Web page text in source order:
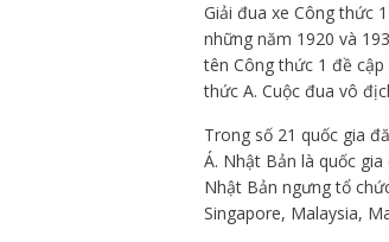
Giải đua xe Công thức
những năm 1920 và
tên Công thức 1 đề
thức A. Cuộc đua vô
Trong số 21 quốc gia
Á. Nhật Bản là quốc
Nhật Bản ngưng tổ
Singapore, Malaysia,